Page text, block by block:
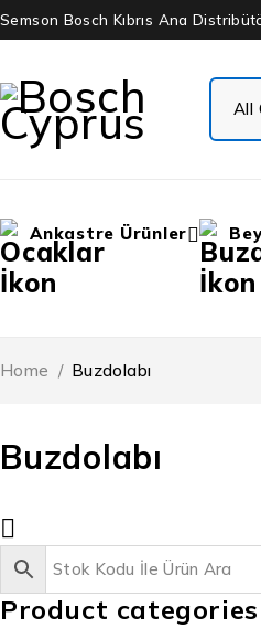
Semson Bosch Kıbrıs Ana
Ankastre Ürünler
Buzdolabı
Home / Buzdolabı
Product categories